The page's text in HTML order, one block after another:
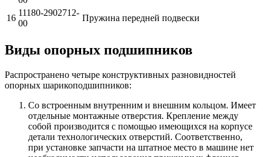
16
11180-2902712-
00
Пружина передней подвески
Виды опорных подшипников
Распространено четыре конструктивных разновидностей
опорных шарикоподшипников:
Со встроенным внутренним и внешним кольцом. Имеет
отдельные монтажные отверстия. Крепление между
собой производится с помощью имеющихся на корпусе
детали технологических отверстий. Соответственно,
при установке запчасти на штатное место в машине нет